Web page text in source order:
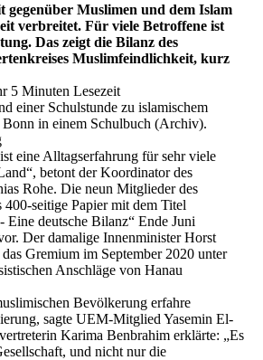
gegenüber Muslimen und dem Islam
verbreitet. Für viele Betroffene ist
Das zeigt die Bilanz des
Muslimfeindlichkeit, kurz
5 Minuten Lesezeit
einer Schulstunde zu islamischem
in einem Schulbuch (Archiv).
eine Alltagserfahrung für sehr viele
betont der Koordinator des
Rohe. Die neun Mitglieder des
400-seitige Papier mit dem Titel
deutsche Bilanz“ Ende Juni
Der damalige Innenminister Horst
Gremium im September 2020 unter
Anschläge von Hanau
Bevölkerung erfahre
sagte UEM-Mitglied Yasemin El-
Karima Benbrahim erklärte: „Es
und nicht nur die